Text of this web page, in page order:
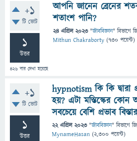
+1
টি ভোট
1
উত্তর
426 বার দেখা হয়েছে
আপনি জানেন ব্রেনের
শতাংশ পানি?
24 এপ্রিল 2023 "জীববিজ্ঞান" বিভাগে
Mithun Chakraborty (730 পয়েন্ট)
+1
টি ভোট
1
উত্তর
hypnotism কি কি দ্বারা
হয়? এটা মস্তিস্কের কোন
সবচেয়ে বেশি প্রভাব
22 এপ্রিল 2023 "জীববিজ্ঞান" বিভাগে
MynameHasan (2,300 পয়েন্ট)